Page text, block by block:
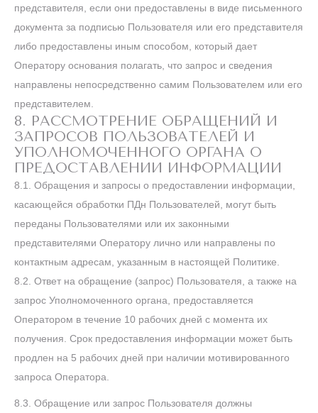
представителя, если они предоставлены в виде письменного
документа за подписью Пользователя или его представителя
либо предоставлены иным способом, который дает
Оператору основания полагать, что запрос и сведения
направлены непосредственно самим Пользователем или его
представителем.
8. РАССМОТРЕНИЕ ОБРАЩЕНИЙ И
ЗАПРОСОВ ПОЛЬЗОВАТЕЛЕЙ И
УПОЛНОМОЧЕННОГО ОРГАНА О
ПРЕДОСТАВЛЕНИИ ИНФОРМАЦИИ
8.1. Обращения и запросы о предоставлении информации,
касающейся обработки ПДн Пользователей, могут быть
переданы Пользователями или их законными
представителями Оператору лично или направлены по
контактным адресам, указанным в настоящей Политике.
8.2. Ответ на обращение (запрос) Пользователя, а также на
запрос Уполномоченного органа, предоставляется
Оператором в течение 10 рабочих дней с момента их
получения. Срок предоставления информации может быть
продлен на 5 рабочих дней при наличии мотивированного
запроса Оператора.
8.3. Обращение или запрос Пользователя должны